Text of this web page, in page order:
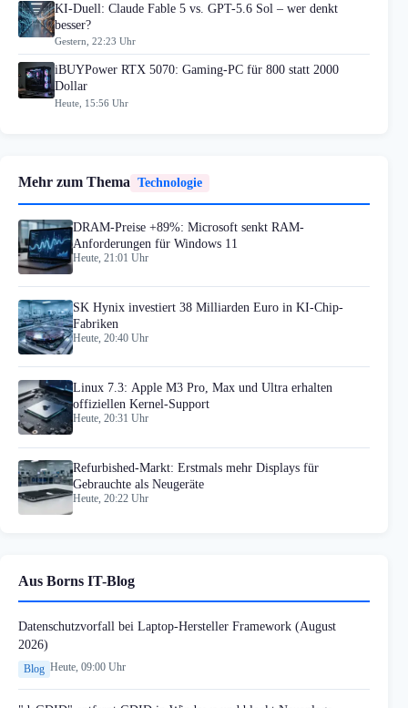
KI-Duell: Claude Fable 5 vs. GPT-5.6 Sol – wer denkt
besser?
Gestern, 22:23 Uhr
iBUYPower RTX 5070: Gaming-PC für 800 statt 2000
Dollar
Heute, 15:56 Uhr
Mehr zum Thema Technologie
DRAM-Preise +89%: Microsoft senkt RAM-
Anforderungen für Windows 11
Heute, 21:01 Uhr
SK Hynix investiert 38 Milliarden Euro in KI-Chip-
Fabriken
Heute, 20:40 Uhr
Linux 7.3: Apple M3 Pro, Max und Ultra erhalten
offiziellen Kernel-Support
Heute, 20:31 Uhr
Refurbished-Markt: Erstmals mehr Displays für
Gebrauchte als Neugeräte
Heute, 20:22 Uhr
Aus Borns IT-Blog
Datenschutzvorfall bei Laptop-Hersteller Framework (August
2026)
Blog Heute, 09:00 Uhr